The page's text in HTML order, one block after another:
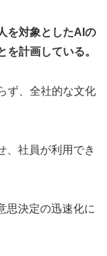
を対象としたAIの
計画している。
ず、全社的な文化
、社員が利用でき
思決定の迅速化に